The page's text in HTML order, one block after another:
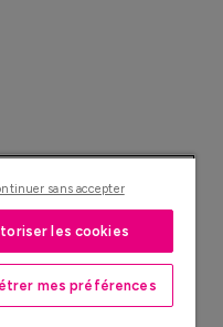
sans accepter
les cookies
mes préférences